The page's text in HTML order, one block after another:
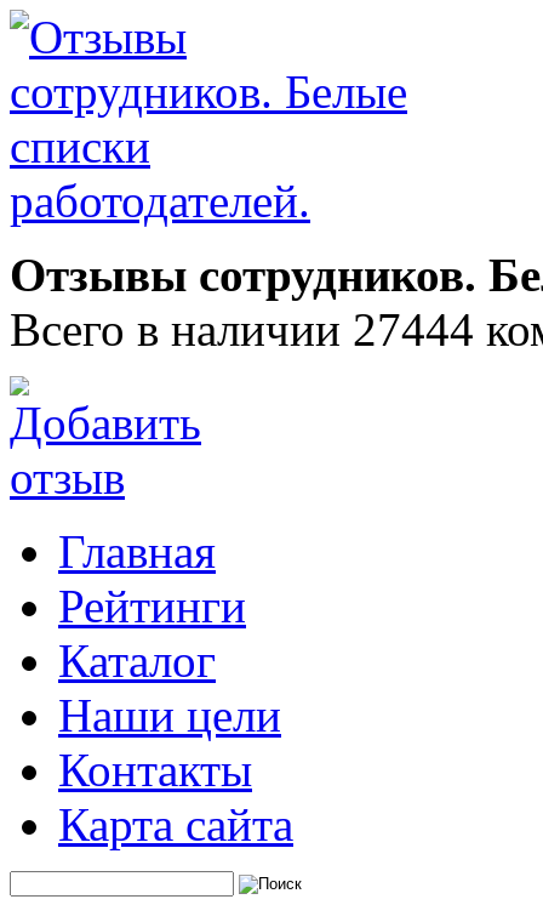
Отзывы сотрудников.
Всего в наличии 27444
Главная
Рейтинги
Каталог
Наши цели
Контакты
Карта сайта